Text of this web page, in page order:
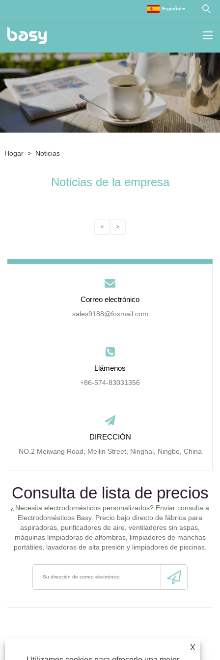
Español
Hogar > Noticias
Noticias de la empresa
< >
X
Correo electrónico
sales9188@foxmail.com
Llámenos
+86-574-83031356
DIRECCIÓN
NO.2 Meiwang Road, Meilin Street, Ninghai, Ningbo, China
Consulta de lista de precios
¿Necesita electrodomésticos personalizados? Enviar consulta a
Electrodomésticos Basy. Precio bajo directo de fábrica para
aspiradoras, purificadores de aire, ventiladores sin aspas,
máquinas limpiadoras de alfombras, limpiadores de manchas
portátiles, lavadoras de alta presión y limpiadores de piscinas.